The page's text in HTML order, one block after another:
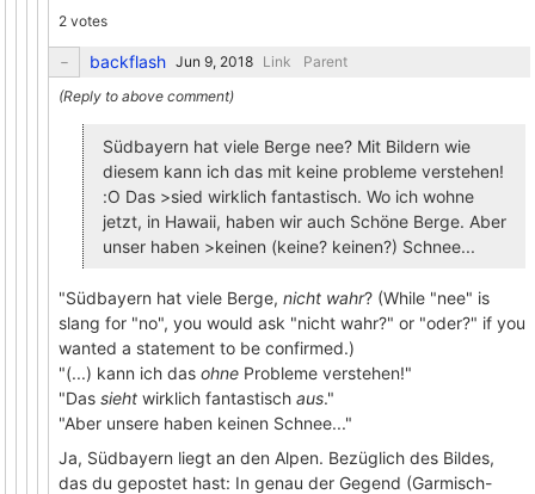
2 votes
backflash Link Parent
Südbayern hat viele Berge nee? Mit Bildern wie
diesem kann ich das mit keine probleme verstehen!
:O Das >sied wirklich fantastisch. Wo ich wohne
jetzt, in Hawaii, haben wir auch Schöne Berge. Aber
unser haben >keinen (keine? keinen?) Schnee...
"Südbayern hat viele Berge, nicht wahr? (While "nee" is
slang for "no", you would ask "nicht wahr?" or "oder?" if you
wanted a statement to be confirmed.)
"(...) kann ich das ohne Probleme verstehen!"
"Das sieht wirklich fantastisch aus."
"Aber unsere haben keinen Schnee..."
Ja, Südbayern liegt an den Alpen. Bezüglich des Bildes,
das du gepostet hast: In genau der Gegend (Garmisch-